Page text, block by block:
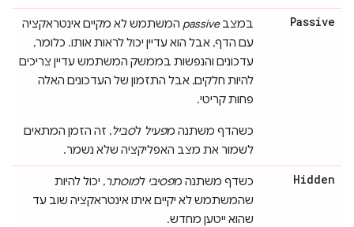
Passive במצבpassive המשתמש לא מקיים אינטראקציה
עם הדף, אבל הוא עדיין יכול לראות אותו. כלומר,
עדכונים והנפשות בממשק המשתמש עדיין צריכים
להיות חלקים, אבל התזמון של העדכונים האלה
פחות קריטי.
כשהדף משתנה מפעיל לסביל, זה הזמן המתאים
לשמור את מצב האפליקציה שלא נשמר.
Hidden כשדף משתנה מפסיבי למוסתר, יכול להיות
שהמשתמש לא יקיים איתו אינטראקציה שוב עד
שהוא ייטען מחדש.